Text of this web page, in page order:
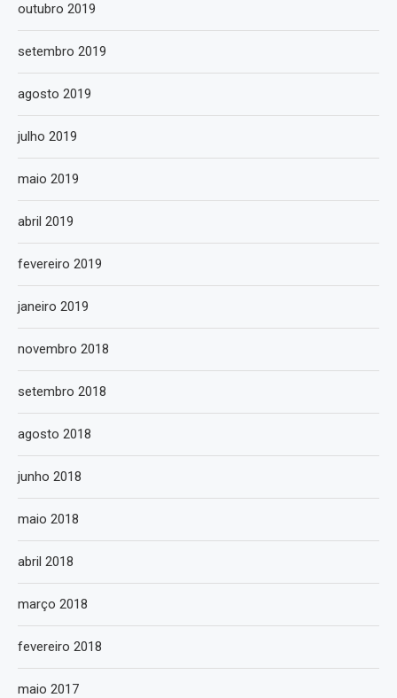
outubro 2019
setembro 2019
agosto 2019
julho 2019
maio 2019
abril 2019
fevereiro 2019
janeiro 2019
novembro 2018
setembro 2018
agosto 2018
junho 2018
maio 2018
abril 2018
março 2018
fevereiro 2018
maio 2017